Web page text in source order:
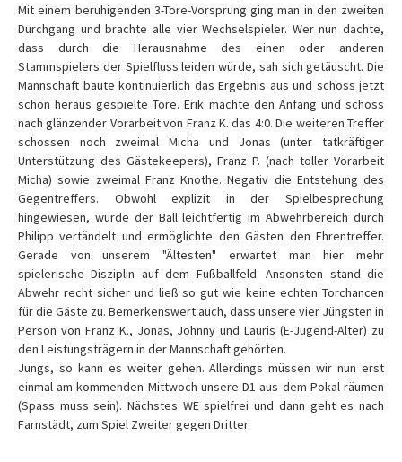
Mit einem beruhigenden 3-Tore-Vorsprung ging man in den zweiten
Durchgang und brachte alle vier Wechselspieler. Wer nun dachte,
dass durch die Herausnahme des einen oder anderen
Stammspielers der Spielfluss leiden würde, sah sich getäuscht. Die
Mannschaft baute kontinuierlich das Ergebnis aus und schoss jetzt
schön heraus gespielte Tore. Erik machte den Anfang und schoss
nach glänzender Vorarbeit von Franz K. das 4:0. Die weiteren Treffer
schossen noch zweimal Micha und Jonas (unter tatkräftiger
Unterstützung des Gästekeepers), Franz P. (nach toller Vorarbeit
Micha) sowie zweimal Franz Knothe. Negativ die Entstehung des
Gegentreffers. Obwohl explizit in der Spielbesprechung
hingewiesen, wurde der Ball leichtfertig im Abwehrbereich durch
Philipp vertändelt und ermöglichte den Gästen den Ehrentreffer.
Gerade von unserem "Ältesten" erwartet man hier mehr
spielerische Disziplin auf dem Fußballfeld. Ansonsten stand die
Abwehr recht sicher und ließ so gut wie keine echten Torchancen
für die Gäste zu. Bemerkenswert auch, dass unsere vier Jüngsten in
Person von Franz K., Jonas, Johnny und Lauris (E-Jugend-Alter) zu
den Leistungsträgern in der Mannschaft gehörten.
Jungs, so kann es weiter gehen. Allerdings müssen wir nun erst
einmal am kommenden Mittwoch unsere D1 aus dem Pokal räumen
(Spass muss sein). Nächstes WE spielfrei und dann geht es nach
Farnstädt, zum Spiel Zweiter gegen Dritter.